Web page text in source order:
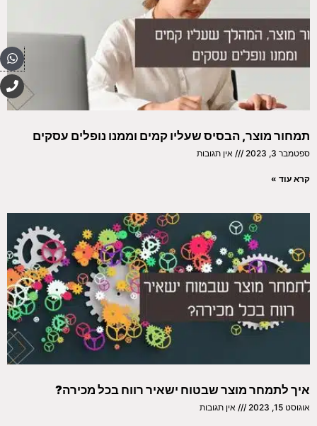
תמחור מוצר, הבסיס שעליו קמים וממנו נופלים עסקים
ספטמבר 3, 2023 אין תגובות
קרא עוד »
איך לתמחר מוצר שבטוח ישאיר רווח בכל מכירה?
אוגוסט 15, 2023 אין תגובות
P
h
o
n